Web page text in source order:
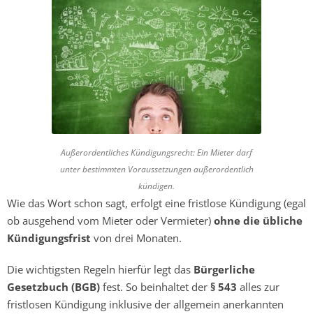
Außerordentliches Kündigungsrecht: Ein Mieter darf
unter bestimmten Voraussetzungen außerordentlich
kündigen.
Wie das Wort schon sagt, erfolgt eine fristlose Kündigung (egal
ob ausgehend vom Mieter oder Vermieter) ohne die übliche
Kündigungsfrist von drei Monaten.
Die wichtigsten Regeln hierfür legt das Bürgerliche
Gesetzbuch (BGB) fest. So beinhaltet der § 543 alles zur
fristlosen Kündigung inklusive der allgemein anerkannten